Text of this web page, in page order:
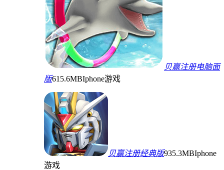
贝赢注册电脑面
版615.6MBIphone游戏
贝赢注册经典版935.3MBIphone
游戏